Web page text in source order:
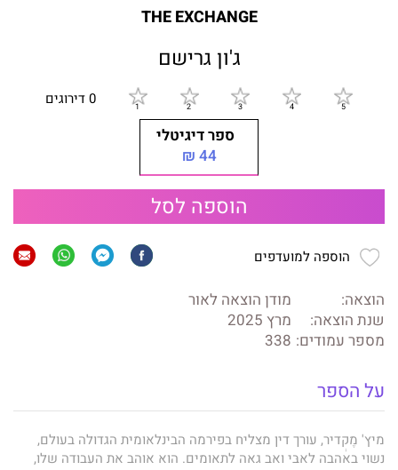
THE EXCHANGE
ג'ון גרישם
0 דירוגים
ספר דיגיטלי
44 ₪
הוספה לסל
הוספה למועדפים
הוצאה:
מודן הוצאה לאור
שנת הוצאה:
מרץ 2025
מספר עמודים: 338
על הספר
מיץ' מֶקְדיר, עורך דין מצליח בפירמה הבינלאומית הגדולה בעולם,
נשוי באהבה לאבּי ואב גאה לתאומים. הוא אוהב את העבודה שלו,